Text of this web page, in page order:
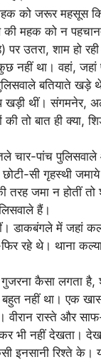
को जरूर महसूस
महक को न
उतरा, शाम हो
नहीं था। वहां, जहां
बतियाते
थीं। संगमनेर,
तो बात ही क्या,
चार-पांच पुलिसवाले
छोटी-सी गृहस्थी
तरह जमा न होतीं तो
हैं।
डाकबंगले में जहां
रहे थे। थाना
कैसा लगता है,
नहीं था। एक
वीरान रास्ते और
भी नहीं देखता।
इनसानी रिश्ते के।